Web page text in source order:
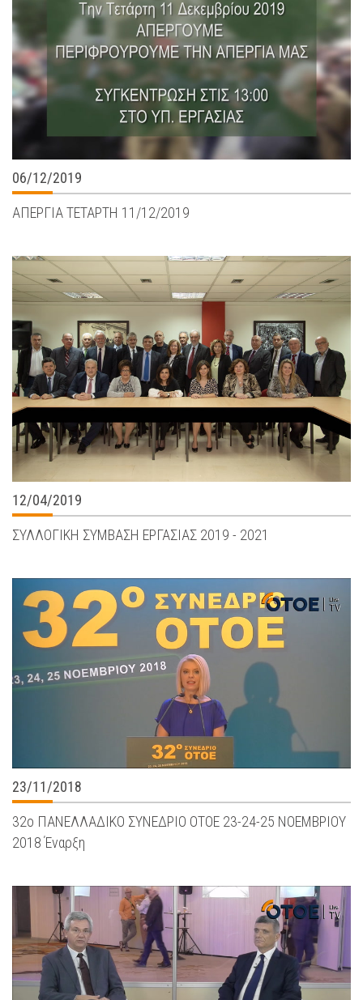
06/12/2019
ΑΠΕΡΓΙΑ ΤΕΤΑΡΤΗ 11/12/2019
12/04/2019
ΣΥΛΛΟΓΙΚΗ ΣΥΜΒΑΣΗ ΕΡΓΑΣΙΑΣ 2019 - 2021
23/11/2018
32ο ΠΑΝΕΛΛΑΔΙΚΟ ΣΥΝΕΔΡΙΟ ΟΤΟΕ 23-24-25 ΝΟΕΜΒΡΙΟΥ
2018 Έναρξη